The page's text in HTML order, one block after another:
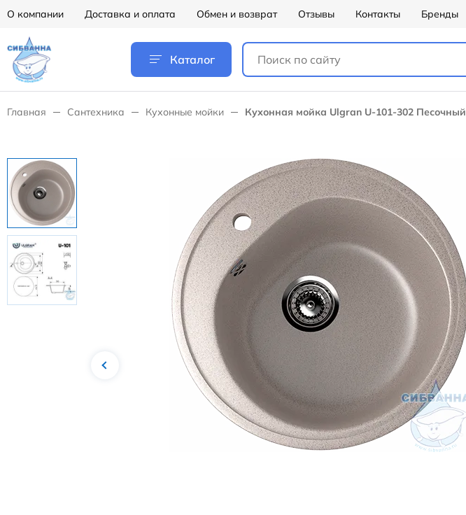
О компании Доставка и оплата Обмен и возврат Отзывы Контакты Бренды
Каталог
Главная Сантехника Кухонные мойки Кухонная мойка Ulgran U-101-302 Песочный